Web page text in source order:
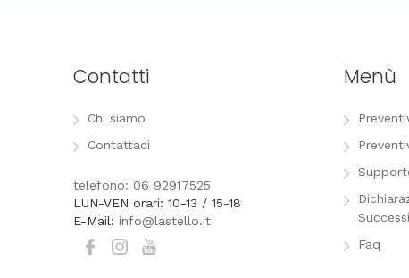
Contatti
Chi siamo
Contattaci
telefono: 06 92917525
LUN-VEN orari: 10-13 / 15-18
E-Mail: info@lastello.it
Menù
Faq